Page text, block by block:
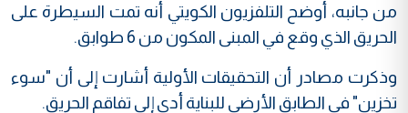
من جانبه، أوضح التلفزيون الكويتي أنه تمت السيطرة على
الحريق الذي وقع في المبنى المكون من 6 طوابق.
وذكرت مصادر أن التحقيقات الأولية أشارت إلى أن "سوء
تخزين" في الطابق الأرضي للبناية أدى إلى تفاقم الحريق.